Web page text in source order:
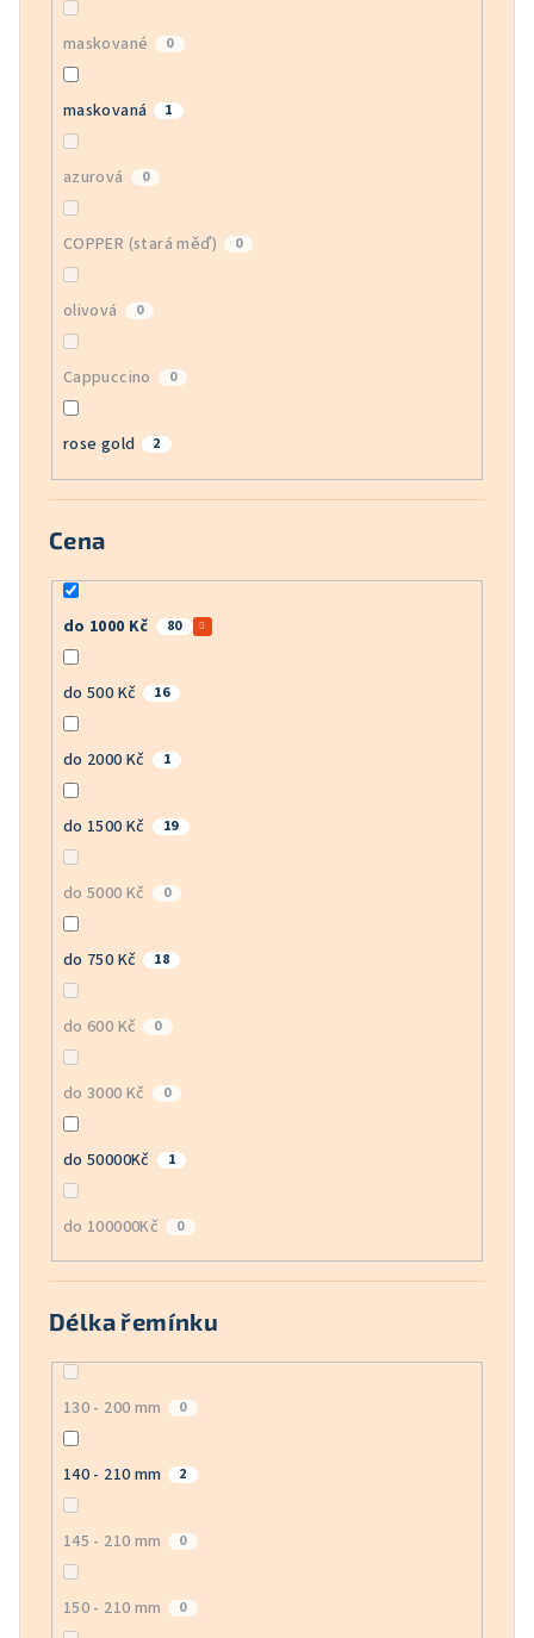
maskované 0
maskovaná 1
azurová 0
COPPER (stará měď) 0
olivová 0
Cappuccino 0
rose gold 2
Cena
do 1000 Kč 80
do 500 Kč 16
do 2000 Kč 1
do 1500 Kč 19
do 5000 Kč 0
do 750 Kč 18
do 600 Kč 0
do 3000 Kč 0
do 50000Kč 1
do 100000Kč 0
Délka řemínku
130 - 200 mm 0
140 - 210 mm 2
145 - 210 mm 0
150 - 210 mm 0